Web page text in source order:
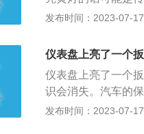
车辆距离下一次维
手标志将持续点亮
氧传感器等，当这
前往4S店或汽车修
机保养不良。车辆
的驾驶习惯，就会
决办法：车主需要
机油，我们知道，
发布时间：2023-07-
仪表盘上亮了一个
仪表盘上亮了一个
识会消失。汽车的
数小扳手就会出现
发布时间：2023-07-